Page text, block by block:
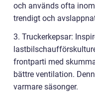
och används ofta
trendigt och
3. Truckerkepsar:
frontparti med
bättre ventilation.
varmare säsonger.